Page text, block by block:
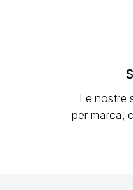
Le nostre
per marca,